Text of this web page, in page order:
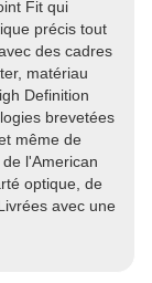
Fit qui
précis tout
des cadres
matériau
Definition
brevetées
même de
l'American
optique, de
avec une